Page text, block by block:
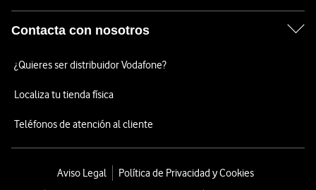
Contacta con nosotros
¿Quieres ser distribuidor Vodafone?
Localiza tu tienda física
Teléfonos de atención al cliente
Aviso Legal
Política de Privacidad y Cookies